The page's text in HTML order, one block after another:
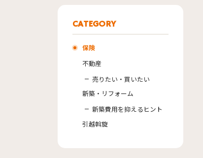
CATEGORY
保険
不動産
売りたい・買いたい
新築・リフォーム
新築費用を抑えるヒント
引越斡旋